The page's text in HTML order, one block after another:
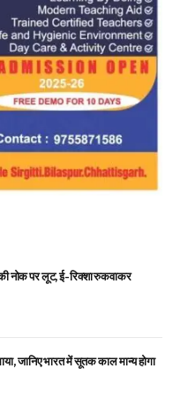
नोक पर लूट, ई-रिक्शा रुकवाकर
जानिए भारत में सूतक काल मान्य होगा